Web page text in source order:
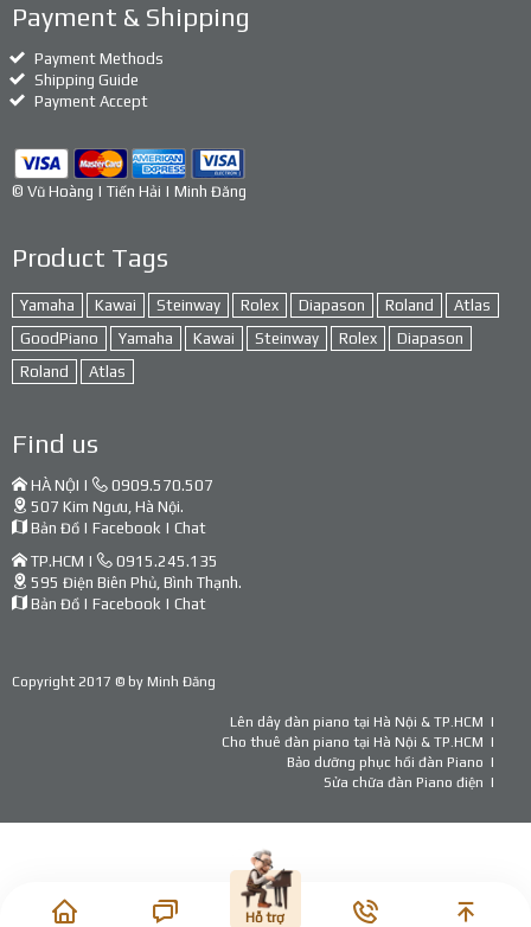
Hỗ trợ
Payment & Shipping
Payment Methods
Shipping Guide
Payment Accept
© Vũ Hoàng | Tiến Hải | Minh Đăng
Product Tags
Yamaha Kawai Steinway Rolex Diapason Roland
Atlas
GoodPiano
Yamaha Kawai Steinway Rolex
Diapason
Roland
Atlas
Find us
HÀ NỘI |
0909.570.507
507 Kim Ngưu, Hà Nội.
Bản Đồ | Facebook | Chat
TP.HCM |
0915.245.135
595 Điện Biên Phủ, Bình Thạnh.
Bản Đồ | Facebook | Chat
Copyright 2017 © by Minh Đăng
Lên dây đàn piano tại Hà Nội & TP.HCM
Cho thuê đàn piano tại Hà Nội & TP.HCM
Bảo dưỡng phục hồi đàn Piano
Sửa chữa đàn Piano điện